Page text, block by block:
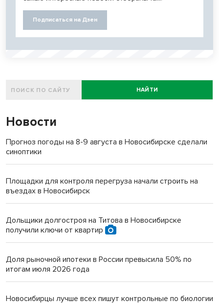
Подписаться на Дзен
НАЙТИ
Новости
Прогноз погоды на 8-9 августа в Новосибирске сделали
синоптики
Площадки для контроля перегруза начали строить на
въездах в Новосибирск
Дольщики долгостроя на Титова в Новосибирске
получили ключи от квартир
Доля рыночной ипотеки в России превысила 50% по
итогам июля 2026 года
Новосибирцы лучше всех пишут контрольные по биологии